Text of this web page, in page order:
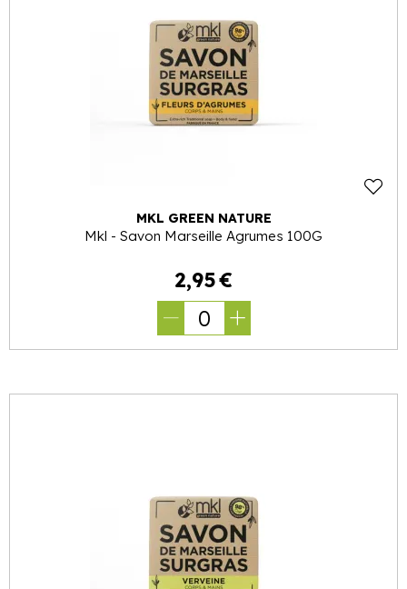
MKL GREEN NATURE
Mkl - Savon Marseille Agrumes 100G
2,95€
0